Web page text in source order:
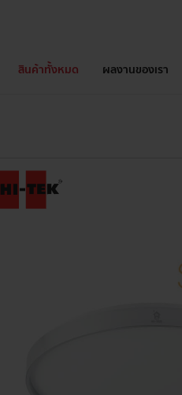
สินค้าทั้งหมด ผลงานของเรา